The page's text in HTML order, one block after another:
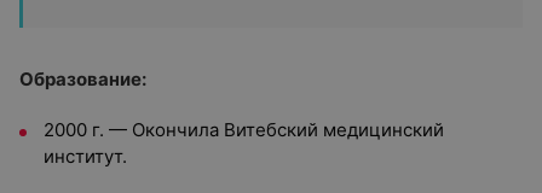
Образование:
2000 г. — Окончила Витебский медицинский
институт.